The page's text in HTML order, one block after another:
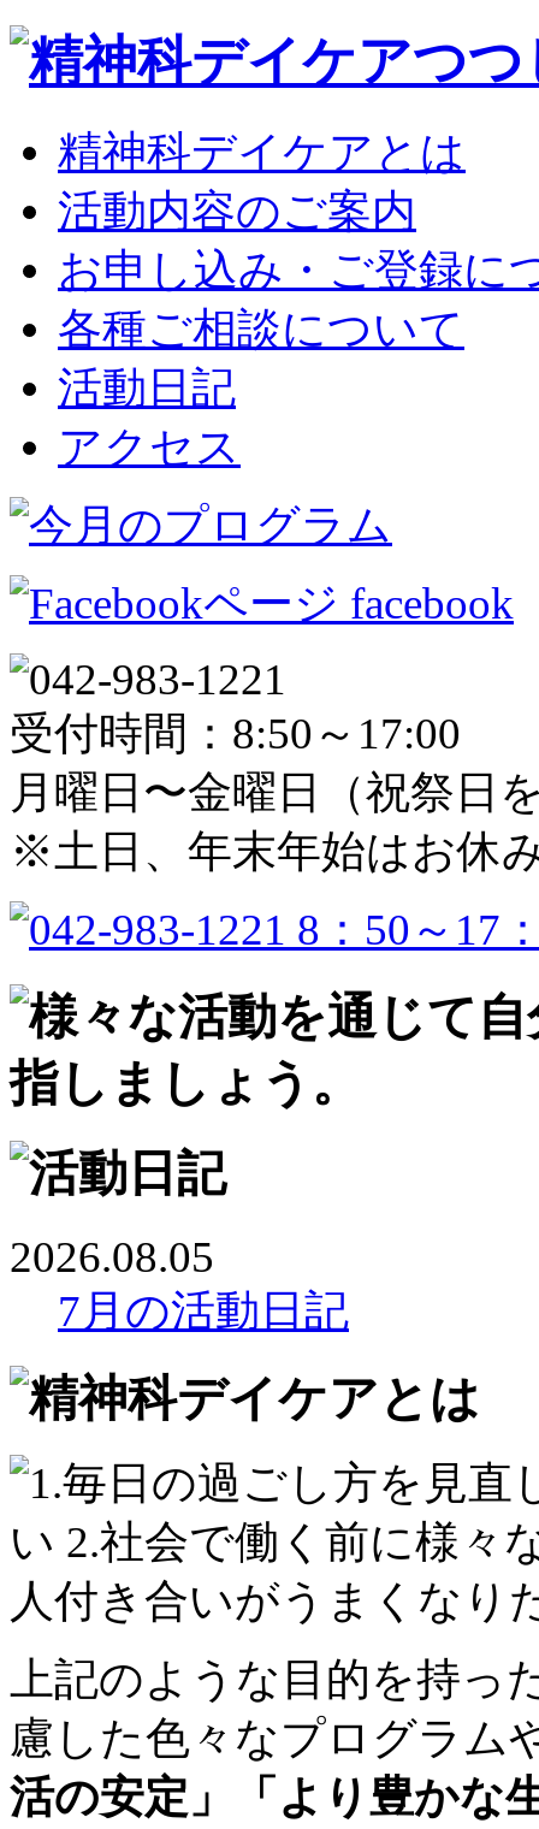
精神科デイケアとは
活動内容のご案内
お申し込み・ご登録に
各種ご相談について
活動日記
アクセス
facebook
受付時間：8:50～17:00
月曜日〜金曜日（祝祭日
※土日、年末年始はお休
2026.08.05
7月の活動日記
上記のような目的を持っ
慮した色々なプログラム
活の安定」「より豊かな